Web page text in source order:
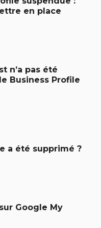
en place
n’a pas été
Business Profile
a été supprimé ?
Google My